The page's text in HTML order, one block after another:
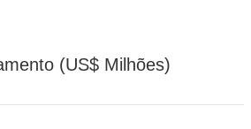
(US$ Milhões)